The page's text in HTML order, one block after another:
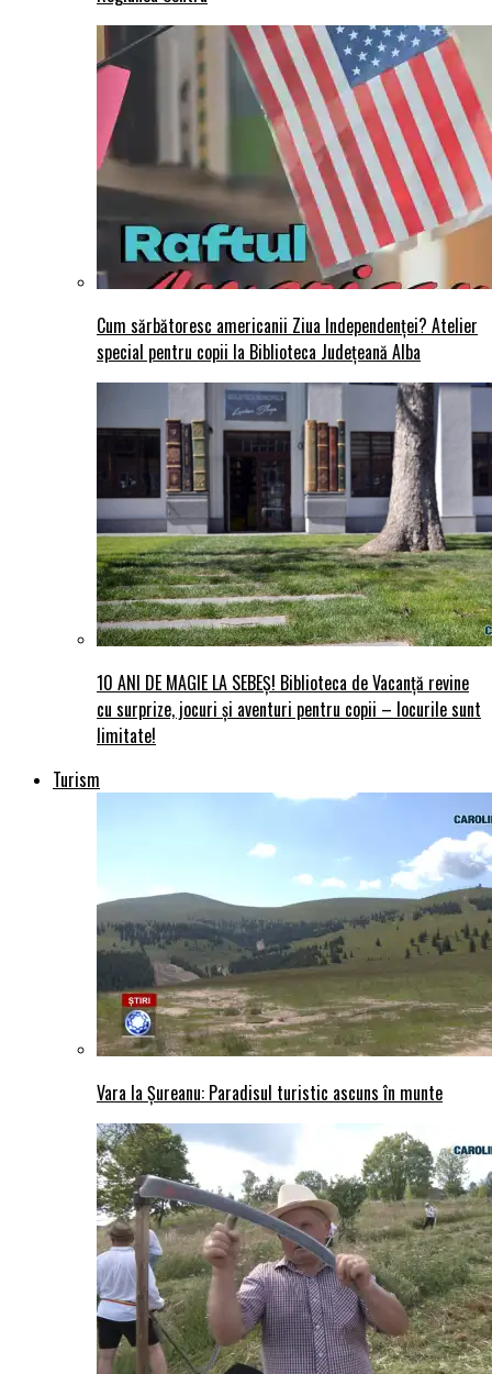
Cum sărbătoresc americanii Ziua Independenței? Atelier
special pentru copii la Biblioteca Județeană Alba
10 ANI DE MAGIE LA SEBEȘ! Biblioteca de Vacanță revine
cu surprize, jocuri și aventuri pentru copii – locurile sunt
limitate!
Turism
Vara la Șureanu: Paradisul turistic ascuns în munte